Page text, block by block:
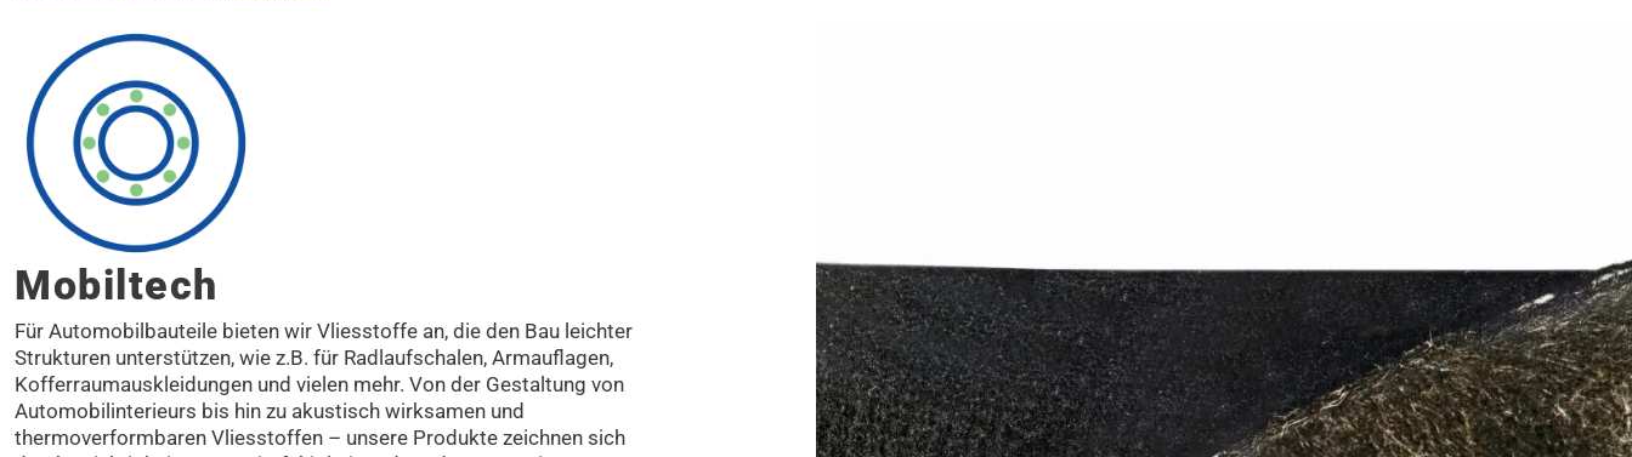
Mobiltech
Für Automobilbauteile bieten wir Vliesstoffe an, die den Bau leichter
Strukturen unterstützen, wie z.B. für Radlaufschalen, Armauflagen,
Kofferraumauskleidungen und vielen mehr. Von der Gestaltung von
Automobilinterieurs bis hin zu akustisch wirksamen und
thermoverformbaren Vliesstoffen – unsere Produkte zeichnen sich